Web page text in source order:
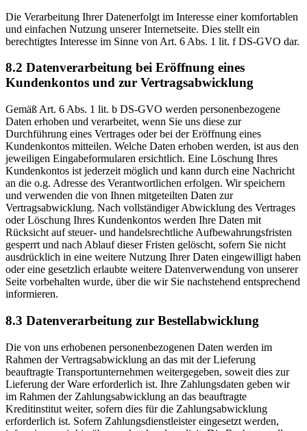
Die Verarbeitung Ihrer Datenerfolgt im Interesse einer komfortablen
und einfachen Nutzung unserer Internetseite. Dies stellt ein
berechtigtes Interesse im Sinne von Art. 6 Abs. 1 lit. f DS-GVO dar.
8.2 Datenverarbeitung bei Eröffnung eines
Kundenkontos und zur Vertragsabwicklung
Gemäß Art. 6 Abs. 1 lit. b DS-GVO werden personenbezogene
Daten erhoben und verarbeitet, wenn Sie uns diese zur
Durchführung eines Vertrages oder bei der Eröffnung eines
Kundenkontos mitteilen. Welche Daten erhoben werden, ist aus den
jeweiligen Eingabeformularen ersichtlich. Eine Löschung Ihres
Kundenkontos ist jederzeit möglich und kann durch eine Nachricht
an die o.g. Adresse des Verantwortlichen erfolgen. Wir speichern
und verwenden die von Ihnen mitgeteilten Daten zur
Vertragsabwicklung. Nach vollständiger Abwicklung des Vertrages
oder Löschung Ihres Kundenkontos werden Ihre Daten mit
Rücksicht auf steuer- und handelsrechtliche Aufbewahrungsfristen
gesperrt und nach Ablauf dieser Fristen gelöscht, sofern Sie nicht
ausdrücklich in eine weitere Nutzung Ihrer Daten eingewilligt haben
oder eine gesetzlich erlaubte weitere Datenverwendung von unserer
Seite vorbehalten wurde, über die wir Sie nachstehend entsprechend
informieren.
8.3 Datenverarbeitung zur Bestellabwicklung
Die von uns erhobenen personenbezogenen Daten werden im
Rahmen der Vertragsabwicklung an das mit der Lieferung
beauftragte Transportunternehmen weitergegeben, soweit dies zur
Lieferung der Ware erforderlich ist. Ihre Zahlungsdaten geben wir
im Rahmen der Zahlungsabwicklung an das beauftragte
Kreditinstitut weiter, sofern dies für die Zahlungsabwicklung
erforderlich ist. Sofern Zahlungsdienstleister eingesetzt werden,